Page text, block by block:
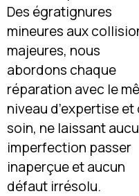
Des égratignures
mineures aux
majeures, nous
abordons chaque
réparation avec le
niveau d’expertise et
soin, ne laissant
imperfection passer
inaperçue et aucun
défaut irrésolu.